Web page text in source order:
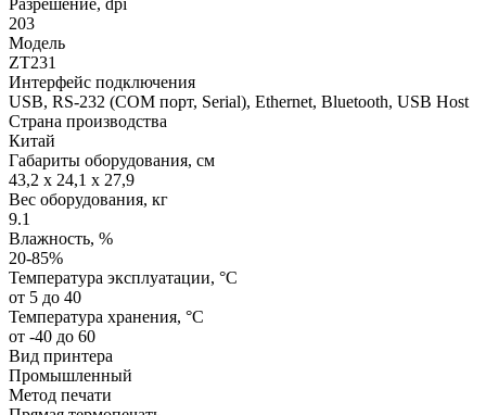
Разрешение, dpi
203
Модель
ZT231
Интерфейс подключения
USB, RS-232 (COM порт, Serial), Ethernet, Bluetooth, USB Host
Страна производства
Китай
Габариты оборудования, см
43,2 x 24,1 x 27,9
Вес оборудования, кг
9.1
Влажность, %
20-85%
Температура эксплуатации, °C
от 5 до 40
Температура хранения, °C
от -40 до 60
Вид принтера
Промышленный
Метод печати